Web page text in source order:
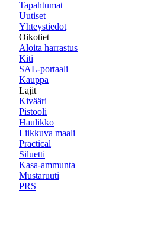
Tapahtumat
Uutiset
Yhteystiedot
Oikotiet
Aloita harrastus
Kiti
SAL-portaali
Kauppa
Lajit
Kivääri
Pistooli
Haulikko
Liikkuva maali
Practical
Siluetti
Kasa-ammunta
Mustaruuti
PRS